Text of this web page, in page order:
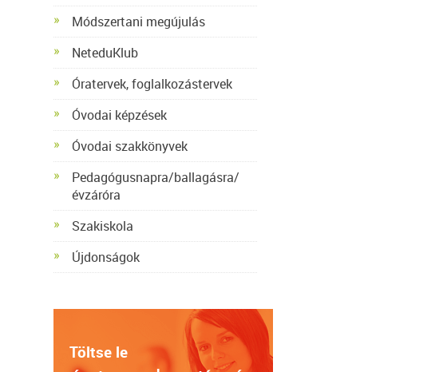
Módszertani megújulás
NeteduKlub
Óratervek, foglalkozástervek
Óvodai képzések
Óvodai szakkönyvek
Pedagógusnapra/ballagásra/
évzáróra
Szakiskola
Újdonságok
Töltse le